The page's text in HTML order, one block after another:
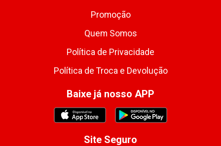
Promoção
Quem Somos
Política de Privacidade
Política de Troca e Devolução
Baixe já nosso APP
Site Seguro